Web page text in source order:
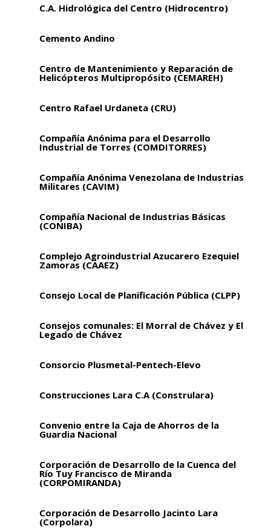
C.A. Hidrológica del Centro (Hidrocentro)
Cemento Andino
Centro de Mantenimiento y Reparación de
Helicópteros Multipropósito (CEMAREH)
Centro Rafael Urdaneta (CRU)
Compañía Anónima para el Desarrollo
Industrial de Torres (COMDITORRES)
Compañía Anónima Venezolana de Industrias
Militares (CAVIM)
Compañía Nacional de Industrias Básicas
(CONIBA)
Complejo Agroindustrial Azucarero Ezequiel
Zamoras (CAAEZ)
Consejo Local de Planificación Pública (CLPP)
Consejos comunales: El Morral de Chávez y El
Legado de Chávez
Consorcio Plusmetal-Pentech-Elevo
Construcciones Lara C.A (Construlara)
Convenio entre la Caja de Ahorros de la
Guardia Nacional
Corporación de Desarrollo de la Cuenca del
Río Tuy Francisco de Miranda
(CORPOMIRANDA)
Corporación de Desarrollo Jacinto Lara
(Corpolara)